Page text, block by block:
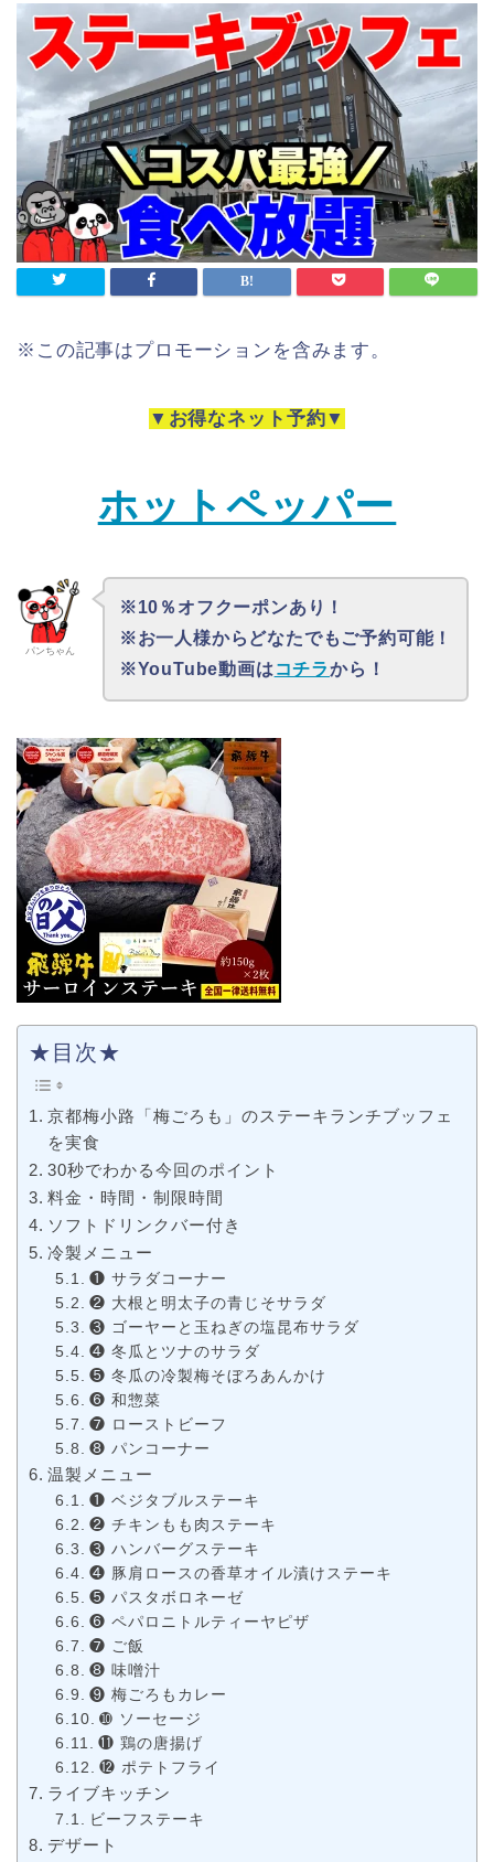
※この記事はプロモーションを含みます。
▼お得なネット予約▼
ホットペッパー
パンちゃん
※10％オフクーポンあり！
※お一人様からどなたでもご予約可能！
※YouTube動画はコチラから！
★目次★
京都梅小路「梅ごろも」のステーキランチブッフェ
を実食
30秒でわかる今回のポイント
料金・時間・制限時間
ソフトドリンクバー付き
冷製メニュー
❶ サラダコーナー
❷ 大根と明太子の青じそサラダ
❸ ゴーヤーと玉ねぎの塩昆布サラダ
❹ 冬瓜とツナのサラダ
❺ 冬瓜の冷製梅そぼろあんかけ
❻ 和惣菜
❼ ローストビーフ
❽ パンコーナー
温製メニュー
❶ ベジタブルステーキ
❷ チキンもも肉ステーキ
❸ ハンバーグステーキ
❹ 豚肩ロースの香草オイル漬けステーキ
❺ パスタボロネーゼ
❻ ペパロニトルティーヤピザ
❼ ご飯
❽ 味噌汁
❾ 梅ごろもカレー
➓ ソーセージ
⓫ 鶏の唐揚げ
⓬ ポテトフライ
ライブキッチン
ビーフステーキ
デザート